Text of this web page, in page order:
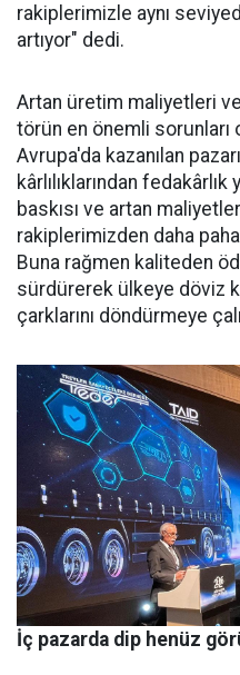
ra­kiplerimizle aynı
ar­tıyor" dedi.
Artan üretim ma­liyetleri
törün en önemli
Avrupa'da kazanılan
kârlılıklarından fe­dakârlık
baskısı ve artan
rakiplerimiz­den daha
Buna rağmen kaliteden
sürdüre­rek ülkeye döviz
çarklarını döndürmeye
İç pazarda dip henüz